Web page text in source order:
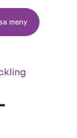
meny